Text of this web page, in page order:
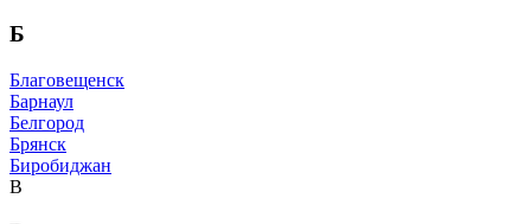
Б
Благовещенск
Барнаул
Белгород
Брянск
Биробиджан
В